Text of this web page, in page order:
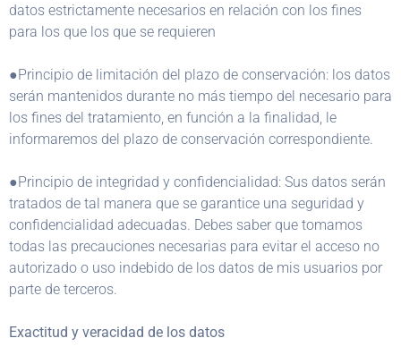
datos estrictamente necesarios en relación con los fines
para los que los que se requieren
●Principio de limitación del plazo de conservación: los datos
serán mantenidos durante no más tiempo del necesario para
los fines del tratamiento, en función a la finalidad, le
informaremos del plazo de conservación correspondiente.
●Principio de integridad y confidencialidad: Sus datos serán
tratados de tal manera que se garantice una seguridad y
confidencialidad adecuadas. Debes saber que tomamos
todas las precauciones necesarias para evitar el acceso no
autorizado o uso indebido de los datos de mis usuarios por
parte de terceros.
Exactitud y veracidad de los datos